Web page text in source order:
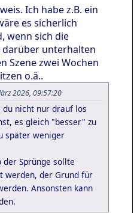
Ich habe z.B. ein
es sicherlich
wenn sich die
darüber unterhalten
Szene zwei Wochen
o.ä..
2026, 09:57:20
nicht nur drauf los
es gleich "besser" zu
später weniger
Sprünge sollte
werden, der Grund für
Ansonsten kann